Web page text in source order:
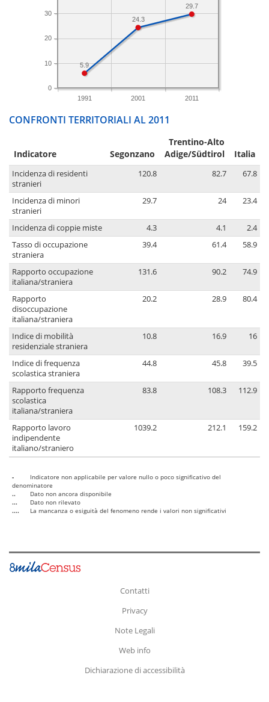
1991 2001 2011
0
10
20
30
29.7
24.3
5.9
CONFRONTI TERRITORIALI AL 2011
Indicatore Segonzano
Trentino-Alto
Adige/Südtirol
Italia
Incidenza di residenti
stranieri
120.8 82.7 67.8
Incidenza di minori
stranieri
29.7 24 23.4
Incidenza di coppie miste 4.3 4.1
2.4
Tasso di occupazione
straniera
39.4 61.4 58.9
Rapporto occupazione
italiana/straniera
131.6 90.2 74.9
Rapporto
disoccupazione
italiana/straniera
20.2 28.9 80.4
Indice di mobilità
residenziale straniera
10.8 16.9 16
Indice di frequenza
scolastica straniera
44.8 45.8 39.5
Rapporto frequenza
scolastica
italiana/straniera
83.8 108.3 112.9
Rapporto lavoro
indipendente
italiano/straniero
1039.2 212.1 159.2
-
Indicatore non applicabile per valore nullo o poco significativo del
denominatore
..
Dato non ancora disponibile
...
Dato non rilevato
....
La mancanza o esiguità del fenomeno rende i valori non significativi
Contatti
Privacy
Note Legali
Web info
Dichiarazione di accessibilità